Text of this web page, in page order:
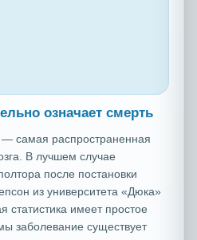
означает смерть
— самая распространенная
В лучшем случае
после постановки
из университета «Дюка»
статистика имеет простое
заболевание существует